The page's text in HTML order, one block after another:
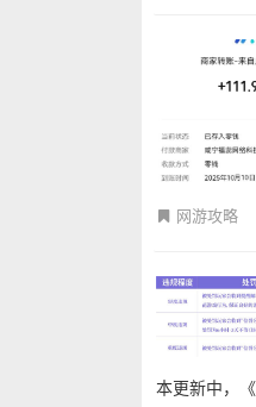
网游攻略
本更新中，